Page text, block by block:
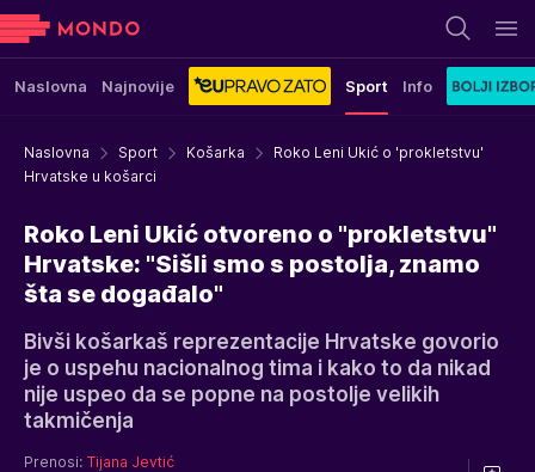
Naslovna Najnovije Sport Info
Naslovna Sport Košarka
Roko Leni Ukić o 'prokletstvu'
Hrvatske u košarci
Roko Leni Ukić otvoreno o "prokletstvu"
Hrvatske: "Sišli smo s postolja, znamo
šta se događalo"
Bivši košarkaš reprezentacije Hrvatske govorio
je o uspehu nacionalnog tima i kako to da nikad
nije uspeo da se popne na postolje velikih
takmičenja
Prenosi: Tijana Jevtić